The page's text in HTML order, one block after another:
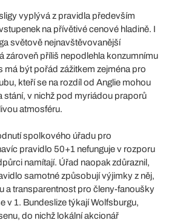
vyplývá z pravidla především
na přívětivé cenové hladině. I
světově nejnavštěvovanější
zároveň příliš nepodlehla konzumnímu
má být pořád zážitkem zejména pro
kteří se na rozdíl od Anglie mohou
stání, v nichž pod myriádou praporů
atmosféru.
spolkového úřadu pro
pravidlo 50+1 nefunguje v rozporu
namítají. Úřad naopak zdůraznil,
samotné způsobují výjimky z něj,
a transparentnost pro členy-fanoušky
v 1. Bundeslize týkají Wolfsburgu,
do nichž lokální akcionář